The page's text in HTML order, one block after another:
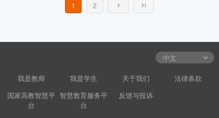
1 2
我是教师 我是学生 关于我们
法律条款
国家高教智慧平
台
智慧教育服务平
台
反馈与投诉